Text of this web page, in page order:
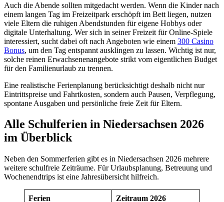
Auch die Abende sollten mitgedacht werden. Wenn die Kinder nach
einem langen Tag im Freizeitpark erschöpft im Bett liegen, nutzen
viele Eltern die ruhigen Abendstunden für eigene Hobbys oder
digitale Unterhaltung. Wer sich in seiner Freizeit für Online-Spiele
interessiert, sucht dabei oft nach Angeboten wie einem 300 Casino
Bonus, um den Tag entspannt ausklingen zu lassen. Wichtig ist nur,
solche reinen Erwachsenenangebote strikt vom eigentlichen Budget
für den Familienurlaub zu trennen.
Eine realistische Ferienplanung berücksichtigt deshalb nicht nur
Eintrittspreise und Fahrtkosten, sondern auch Pausen, Verpflegung,
spontane Ausgaben und persönliche freie Zeit für Eltern.
Alle Schulferien in Niedersachsen 2026
im Überblick
Neben den Sommerferien gibt es in Niedersachsen 2026 mehrere
weitere schulfreie Zeiträume. Für Urlaubsplanung, Betreuung und
Wochenendtrips ist eine Jahresübersicht hilfreich.
Ferien Zeitraum 2026